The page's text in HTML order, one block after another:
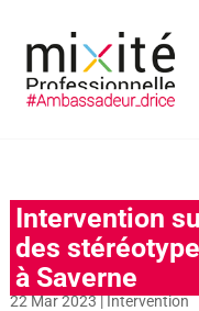
Intervention
des
à Saverne
22 Mar 2023|Intervention